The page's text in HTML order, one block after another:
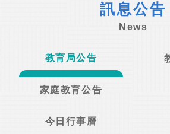
訊息公告
News
教育局公告
家庭教育公告
今日行事曆